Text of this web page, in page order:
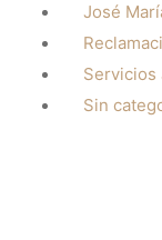
José
Servicios
Sin